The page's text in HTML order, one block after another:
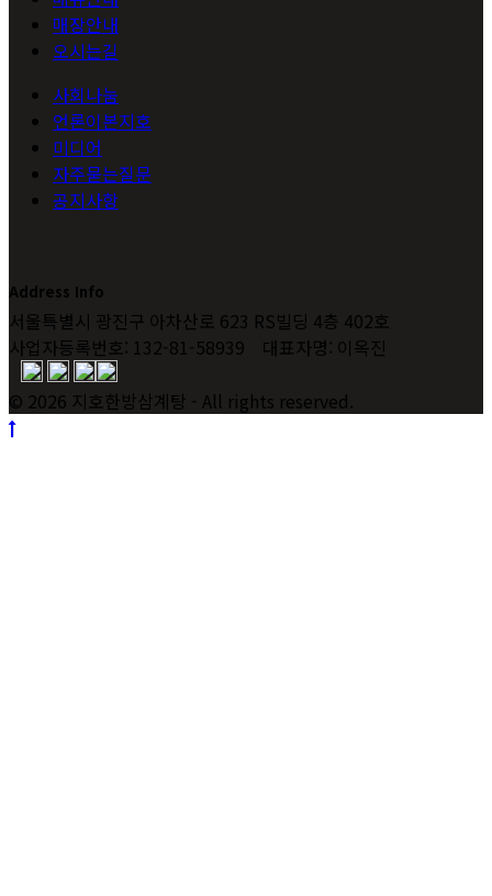
매장안내
오시는길
사회나눔
언론이본지호
미디어
자주묻는질문
공지사항
Address Info
서울특별시 광진구 아차산로 623 RS빌딩 4층 402호
사업자등록번호: 132-81-58939 대표자명: 이옥진
© 2026 지호한방삼계탕 - All rights reserved.